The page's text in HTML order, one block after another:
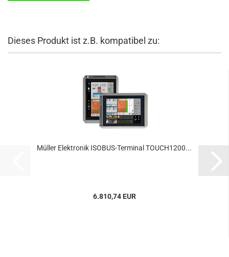
Dieses Produkt ist z.B. kompatibel zu:
Müller Elektronik ISOBUS-Terminal TOUCH1200...
6.810,74 EUR